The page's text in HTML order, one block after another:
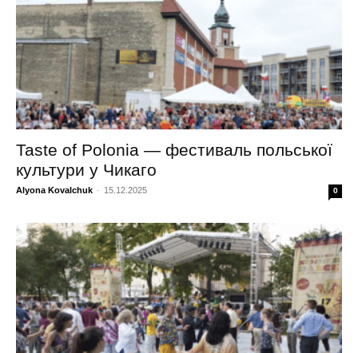
Taste of Polonia — фестиваль польської
культури у Чикаго
Alyona Kovalchuk - 15.12.2025 0